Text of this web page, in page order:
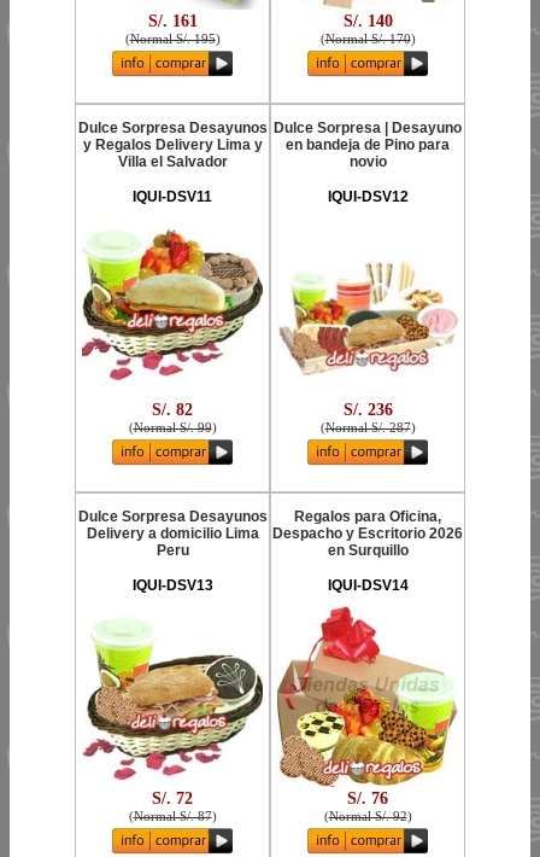
S/. 161
(Normal S/. 195)
S/. 140
(Normal S/. 170)
Dulce Sorpresa Desayunos
y Regalos Delivery Lima y
Villa el Salvador
IQUI-DSV11
S/. 82
(Normal S/. 99)
Dulce Sorpresa | Desayuno
en bandeja de Pino para
novio
IQUI-DSV12
S/. 236
(Normal S/. 287)
Dulce Sorpresa Desayunos
Delivery a domicilio Lima
Peru
IQUI-DSV13
S/. 72
(Normal S/. 87)
Regalos para Oficina,
Despacho y Escritorio 2026
en Surquillo
IQUI-DSV14
S/. 76
(Normal S/. 92)